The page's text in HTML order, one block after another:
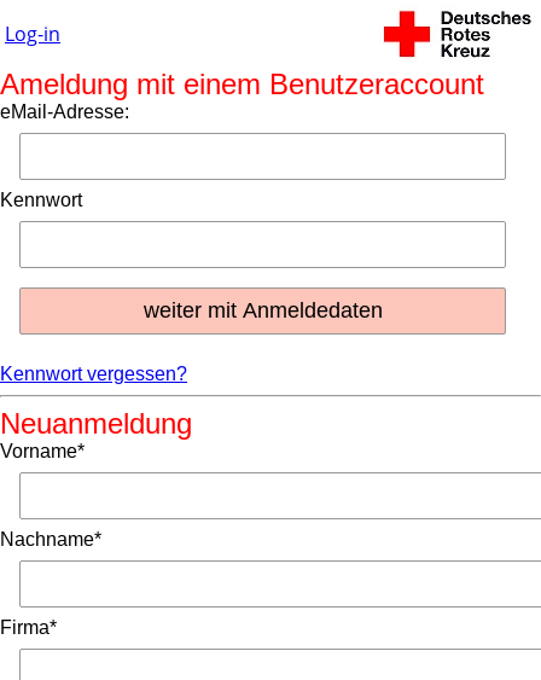
Log-in
Ameldung mit einem Benutzeraccount
eMail-Adresse:
Kennwort
Kennwort vergessen?
Neuanmeldung
Vorname*
Nachname*
Firma*